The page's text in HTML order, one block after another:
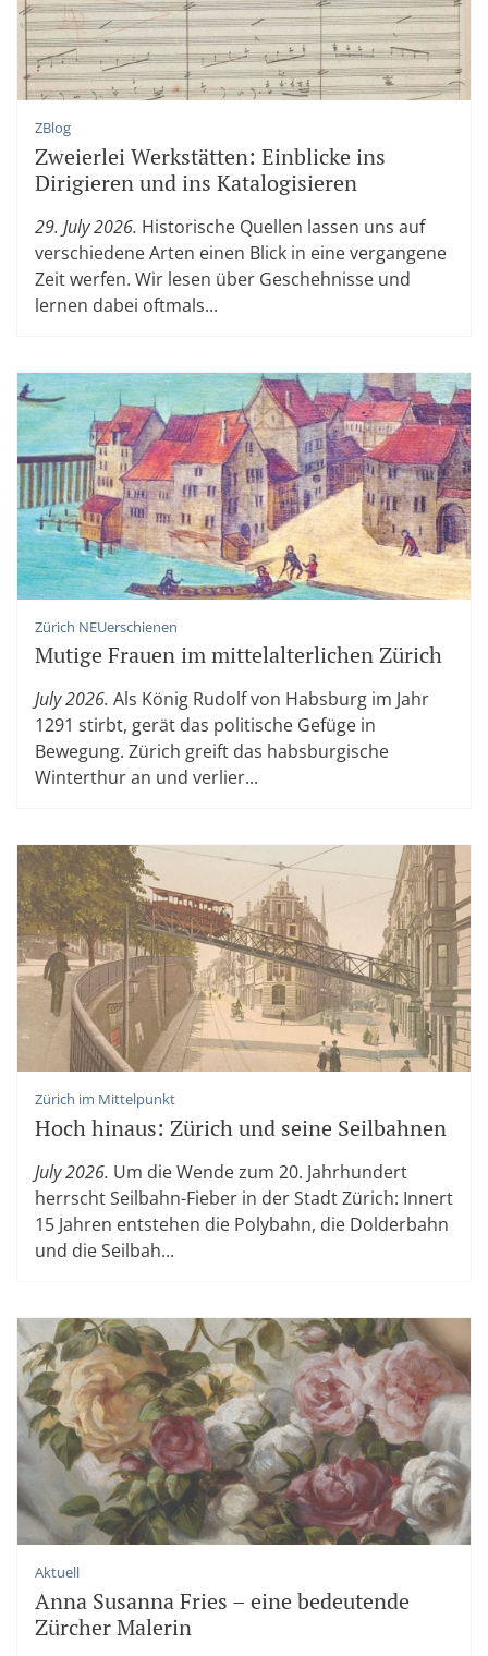
ZBlog
Zweierlei Werkstätten: Einblicke ins
Dirigieren und ins Katalogisieren
29. July 2026. Historische Quellen lassen uns auf
verschiedene Arten einen Blick in eine vergangene
Zeit werfen. Wir lesen über Geschehnisse und
lernen dabei oftmals...
Zürich NEUerschienen
Mutige Frauen im mittelalterlichen Zürich
July 2026. Als König Rudolf von Habsburg im Jahr
1291 stirbt, gerät das politische Gefüge in
Bewegung. Zürich greift das habsburgische
Winterthur an und verlier...
Zürich im Mittelpunkt
Hoch hinaus: Zürich und seine Seilbahnen
July 2026. Um die Wende zum 20. Jahrhundert
herrscht Seilbahn-Fieber in der Stadt Zürich: Innert
15 Jahren entstehen die Polybahn, die Dolderbahn
und die Seilbah...
Aktuell
Anna Susanna Fries – eine bedeutende
Zürcher Malerin